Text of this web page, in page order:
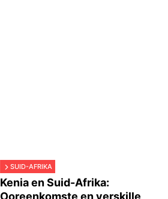
SUID-AFRIKA
Kenia en Suid-Afrika:
Ooreenkomste en verskille